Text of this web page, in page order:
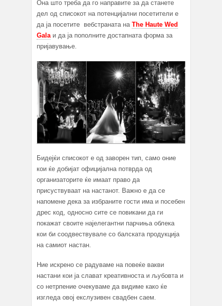
Она што треба да го направите за да станете
дел од списокот на потенцијални посетители е
да ја посетите вебстраната на The Haute Wed
Galaи да ја пополните достапната форма за
пријавување.
Бидејќи списокот е од заворен тип, само оние
кои ќе добијат официјална потврда од
организаторите ќе имаат право да
присуствуваат на настанот. Важно е да се
напомене дека за избраните гости има и посебен
дрес код, односно сите се повикани да ги
покажат своите најелегантни парчиња облека
кои би соодвествувале со балската продукција
на самиот настан.
Ние искрено се радуваме на повеќе вакви
настани кои ја слават креативноста и љубовта и
со нетрпение очекуваме да видиме како ќе
изгледа овој екслузивен свадбен саем.